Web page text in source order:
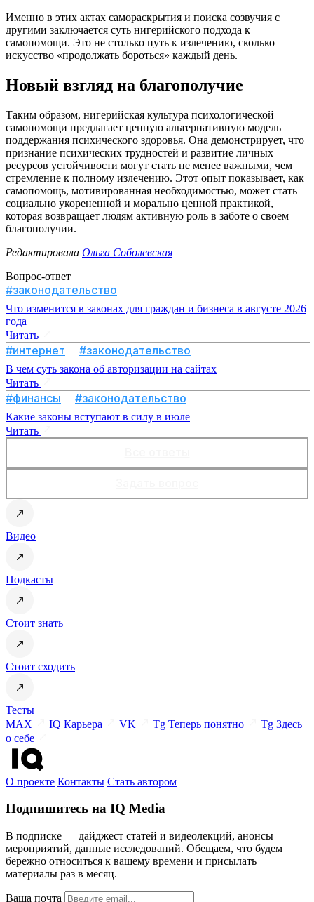
Именно в этих актах самораскрытия и поиска созвучия с
другими заключается суть нигерийского подхода к
самопомощи. Это не столько путь к излечению, сколько
искусство «продолжать бороться» каждый день.
Новый взгляд на благополучие
Таким образом, нигерийская культура психологической
самопомощи предлагает ценную альтернативную модель
поддержания психического здоровья. Она демонстрирует, что
признание психических трудностей и развитие личных
ресурсов устойчивости могут стать не менее важными, чем
стремление к полному излечению. Этот опыт показывает, как
самопомощь, мотивированная необходимостью, может стать
социально укорененной и морально ценной практикой,
которая возвращает людям активную роль в заботе о своем
благополучии.
Редактировала Ольга Соболевская
Вопрос-ответ
#законодательство
Что изменится в законах для граждан и бизнеса в августе 2026
года
Читать
#интернет #законодательство
В чем суть закона об авторизации на сайтах
Читать
#финансы #законодательство
Какие законы вступают в силу в июле
Читать
Видео
Подкасты
Стоит знать
Стоит сходить
Тесты
MAX
IQ Карьера VK Tg Теперь понятно
Tg Здесь
о себе
О проекте Контакты Стать автором
Подпишитесь на IQ Media
В подписке — дайджест статей и видеолекций, анонсы
мероприятий, данные исследований. Обещаем, что будем
бережно относиться к вашему времени и присылать
материалы раз в месяц.
Ваша почта